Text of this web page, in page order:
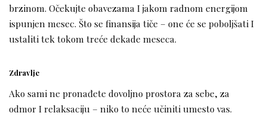
brzinom. Očekujte obavezama I jakom radnom energijom
ispunjen mesec. Što se finansija tiče – one će se poboljšati I
ustaliti tek tokom treće dekade meseca.
Zdravlje
Ako sami ne pronađete dovoljno prostora za sebe, za
odmor I relaksaciju – niko to neće učiniti umesto vas.